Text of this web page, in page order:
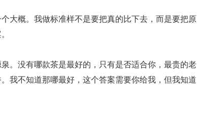
大概。我做标准样不是要把真的比下去，而是要把原
。没有哪款茶是最好的，只有是否适合你，最贵的老
我不知道那哪最好，这个答案需要你给我，但我知道